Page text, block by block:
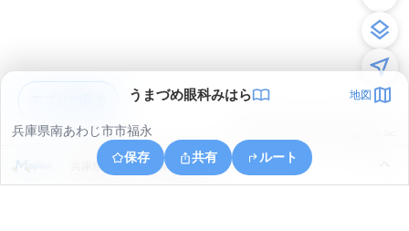
うまづめ眼科みはら 地図
兵庫県南あわじ市市福永
保存
共有 ルート
兵庫県南あわじ市神代地頭方